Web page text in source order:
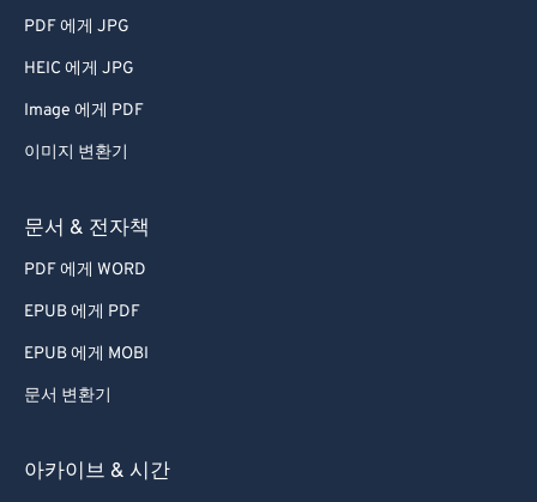
PDF 에게 JPG
HEIC 에게 JPG
Image 에게 PDF
이미지 변환기
문서 & 전자책
PDF 에게 WORD
EPUB 에게 PDF
EPUB 에게 MOBI
문서 변환기
아카이브 & 시간